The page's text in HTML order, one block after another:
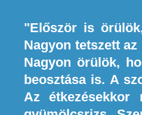
"Először is
Nagyon tetszett
Nagyon örülök,
beosztása is. A
Az